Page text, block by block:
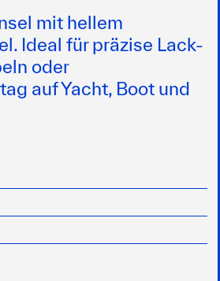
mit hellem
Ideal für präzise Lack-
oder
auf Yacht, Boot und